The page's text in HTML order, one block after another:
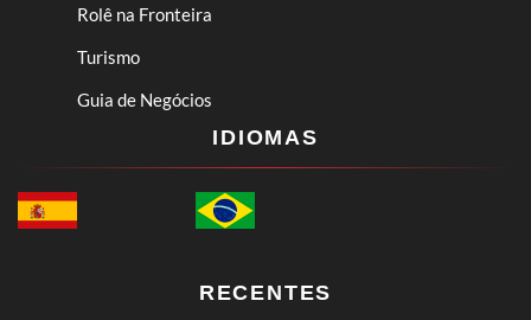
Rolê na Fronteira
Turismo
Guia de Negócios
IDIOMAS
RECENTES